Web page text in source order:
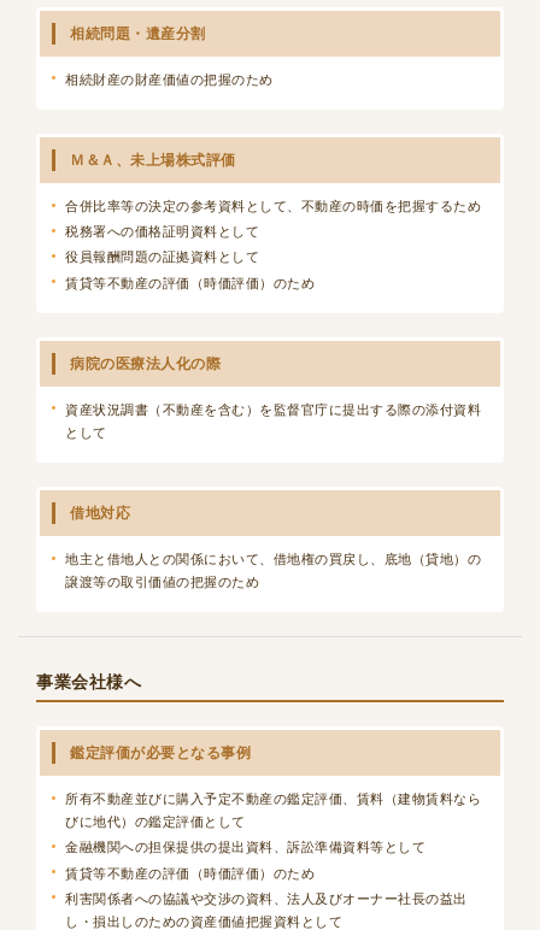
相続問題・遺産分割
相続財産の財産価値の把握のため
Ｍ＆Ａ、未上場株式評価
合併比率等の決定の参考資料として、不動産の時価を把握するため
税務署への価格証明資料として
役員報酬問題の証拠資料として
賃貸等不動産の評価（時価評価）のため
病院の医療法人化の際
資産状況調書（不動産を含む）を監督官庁に提出する際の添付資料
として
借地対応
地主と借地人との関係において、借地権の買戻し、底地（貸地）の
譲渡等の取引価値の把握のため
事業会社様へ
鑑定評価が必要となる事例
所有不動産並びに購入予定不動産の鑑定評価、賃料（建物賃料なら
びに地代）の鑑定評価として
金融機関への担保提供の提出資料、訴訟準備資料等として
賃貸等不動産の評価（時価評価）のため
利害関係者への協議や交渉の資料、法人及びオーナー社長の益出
し・損出しのための資産価値把握資料として